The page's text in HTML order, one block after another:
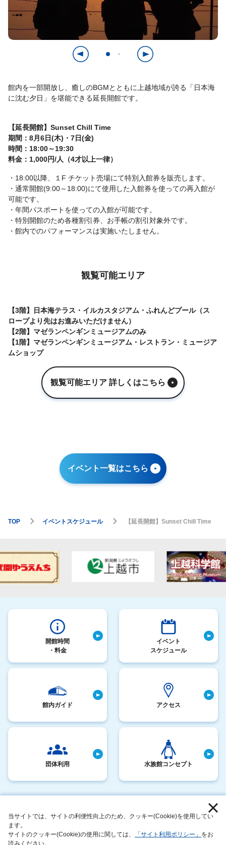
館内を一部開放し、癒しのBGMとともに上越地域が誇る「日本海
に沈む夕日」を堪能できる延長開館です。
【延長開館】Sunset Chill Time
期間：8月6日(木)・7日(金)
時間：18:00～19:30
料金：1,000円/人（4才以上一律）
・18:00以降、１F チケット売場にて特別入館券を販売します。
・通常開館(9:00～18:00)にて使用した入館券を使っての再入館が
可能です。
・年間パスポートを使っての入館が可能です。
・特別開館のため各種割引券、お手帳の割引対象外です。
・館内でのパフォーマンスは実施いたしません。
観覧可能エリア
【3階】日本海テラス・イルカスタジアム・ふれんどプール（ス
ロープより先はお進みいただけません）
【2階】マゼランペンギンミュージアムのみ
【1階】マゼランペンギンミュージアム・レストラン・ミュージア
ムショップ
観覧可能エリア 詳しくはこちら
イベント一覧はこちら
TOP イベントスケジュール 【延長開館】Sunset Chill Time
当サイトでは、サイトの利便性向上のため、クッキー(Cookie)を使用してい
ます。
サイトのクッキー(Cookie)の使用に関しては、
「サイト利用ポリシー」 をお
読みください。
開館時間
・料金
イベント
スケジュール
館内ガイド アクセス
団体利用 水族館コンセプト
サイトマップ
このサイトについて サステナビリティアクション